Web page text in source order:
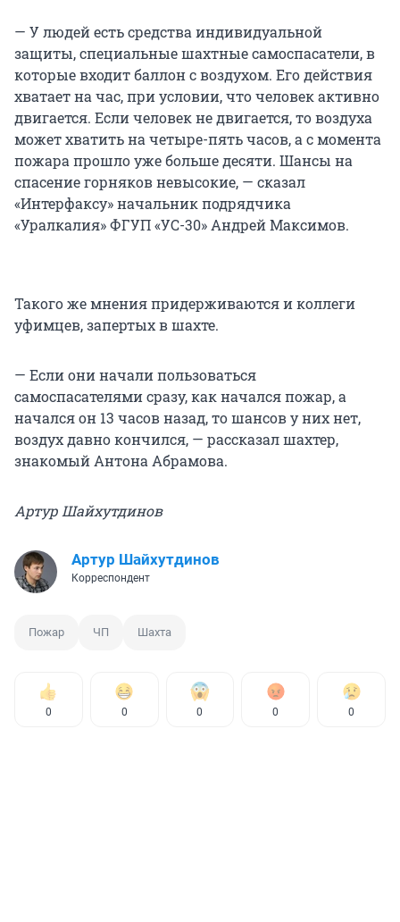
— У людей есть средства индивидуальной
защиты, специальные шахтные самоспасатели, в
которые входит баллон с воздухом. Его действия
хватает на час, при условии, что человек активно
двигается. Если человек не двигается, то воздуха
может хватить на четыре-пять часов, а с момента
пожара прошло уже больше десяти. Шансы на
спасение горняков невысокие, — сказал
«Интерфаксу» начальник подрядчика
«Уралкалия» ФГУП «УС-30» Андрей Максимов.
Такого же мнения придерживаются и коллеги
уфимцев, запертых в шахте.
— Если они начали пользоваться
самоспасателями сразу, как начался пожар, а
начался он 13 часов назад, то шансов у них нет,
воздух давно кончился, — рассказал шахтер,
знакомый Антона Абрамова.
Артур Шайхутдинов
Артур Шайхутдинов
Корреспондент
Пожар ЧП Шахта
0 0 0 0 0